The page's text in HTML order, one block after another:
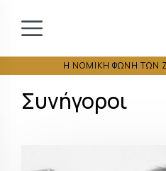
Η ΝΟΜΙΚΗ ΦΩΝΗ ΤΩΝ
Συνήγοροι